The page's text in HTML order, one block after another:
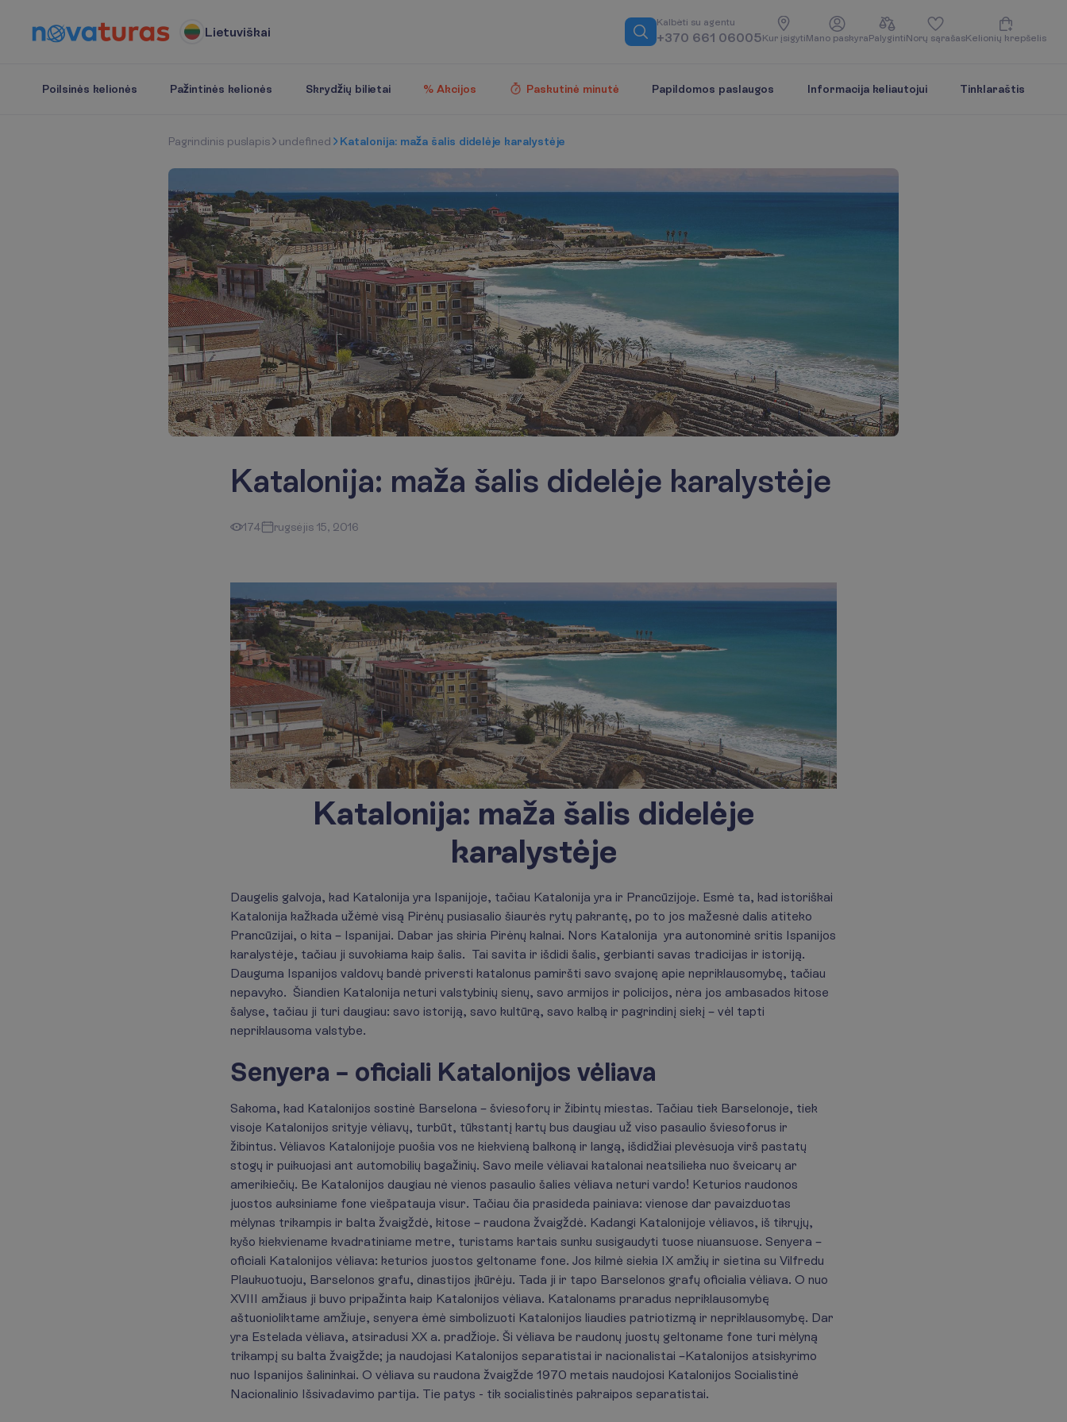
Lietuviškai
Kalbėti su agentu
+370 661 06005Kur įsigytiMano paskyraPalygintiNorų sąrašasKelionių krepšelis
Poilsinės kelionės Pažintinės kelionės Skrydžių bilietai % Akcijos Paskutinė minutė Papildomos paslaugos Informacija keliautojui Tinklaraštis
Pagrindinis puslapis undefined Katalonija: maža šalis didelėje karalystėje
Katalonija: maža šalis didelėje karalystėje
174 rugsėjis 15, 2016
Katalonija: maža šalis didelėje
karalystėje
Daugelis galvoja, kad Katalonija yra Ispanijoje, tačiau Katalonija yra ir Prancūzijoje. Esmė ta, kad istoriškai
Katalonija kažkada užėmė visą Pirėnų pusiasalio šiaurės rytų pakrantę, po to jos mažesnė dalis atiteko
Prancūzijai, o kita – Ispanijai. Dabar jas skiria Pirėnų kalnai. Nors Katalonija yra autonominė sritis Ispanijos
karalystėje, tačiau ji suvokiama kaip šalis. Tai savita ir išdidi šalis, gerbianti savas tradicijas ir istoriją.
Dauguma Ispanijos valdovų bandė priversti katalonus pamiršti savo svajonę apie nepriklausomybę, tačiau
nepavyko. Šiandien Katalonija neturi valstybinių sienų, savo armijos ir policijos, nėra jos ambasados kitose
šalyse, tačiau ji turi daugiau: savo istoriją, savo kultūrą, savo kalbą ir pagrindinį siekį – vėl tapti
nepriklausoma valstybe.
Senyera – oficiali Katalonijos vėliava
Sakoma, kad Katalonijos sostinė Barselona – šviesoforų ir žibintų miestas. Tačiau tiek Barselonoje, tiek
visoje Katalonijos srityje vėliavų, turbūt, tūkstantį kartų bus daugiau už viso pasaulio šviesoforus ir
žibintus. Vėliavos Katalonijoje puošia vos ne kiekvieną balkoną ir langą, išdidžiai plevėsuoja virš pastatų
stogų ir puikuojasi ant automobilių bagažinių. Savo meile vėliavai katalonai neatsilieka nuo šveicarų ar
amerikiečių. Be Katalonijos daugiau nė vienos pasaulio šalies vėliava neturi vardo! Keturios raudonos
juostos auksiniame fone viešpatauja visur. Tačiau čia prasideda painiava: vienose dar pavaizduotas
mėlynas trikampis ir balta žvaigždė, kitose – raudona žvaigždė. Kadangi Katalonijoje vėliavos, iš tikrųjų,
kyšo kiekviename kvadratiniame metre, turistams kartais sunku susigaudyti tuose niuansuose. Senyera –
oficiali Katalonijos vėliava: keturios juostos geltoname fone. Jos kilmė siekia IX amžių ir sietina su Vilfredu
Plaukuotuoju, Barselonos grafu, dinastijos įkūrėju. Tada ji ir tapo Barselonos grafų oficialia vėliava. O nuo
XVIII amžiaus ji buvo pripažinta kaip Katalonijos vėliava. Katalonams praradus nepriklausomybę
aštuonioliktame amžiuje, senyera ėmė simbolizuoti Katalonijos liaudies patriotizmą ir nepriklausomybę. Dar
yra Estelada vėliava, atsiradusi XX a. pradžioje. Ši vėliava be raudonų juostų geltoname fone turi mėlyną
trikampį su balta žvaigžde; ja naudojasi Katalonijos separatistai ir nacionalistai –Katalonijos atsiskyrimo
nuo Ispanijos šalininkai. O vėliava su raudona žvaigžde 1970 metais naudojosi Katalonijos Socialistinė
Nacionalinio Išsivadavimo partija. Tie patys - tik socialistinės pakraipos separatistai.